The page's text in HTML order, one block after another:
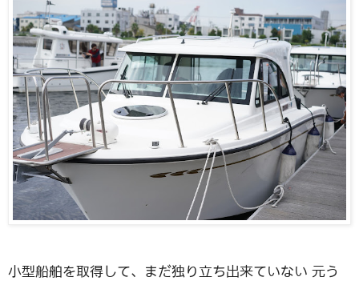
小型船舶を取得して、まだ独り立ち出来ていない 元う